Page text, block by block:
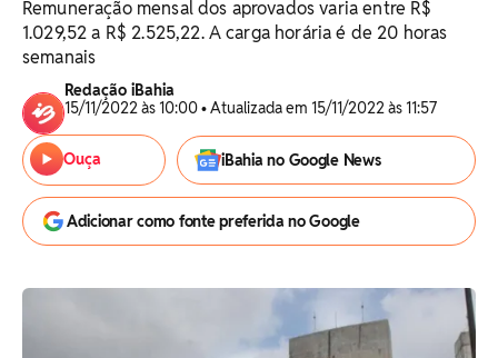
Remuneração mensal dos aprovados varia entre R$
1.029,52 a R$ 2.525,22. A carga horária é de 20 horas
semanais
Redação iBahia
15/11/2022 às 10:00 • Atualizada em 15/11/2022 às 11:57
Ouça iBahia no Google News
Adicionar como fonte preferida no Google